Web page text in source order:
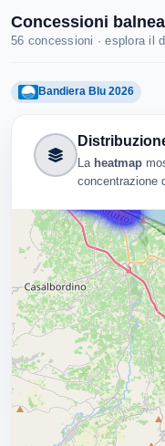
Concessioni
56 concessioni · esplora il
Bandiera Blu 2026
La heatmap
concentrazione